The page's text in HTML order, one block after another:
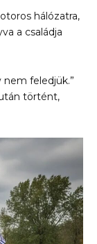
hálózatra,
a családja
feledjük.”
történt,